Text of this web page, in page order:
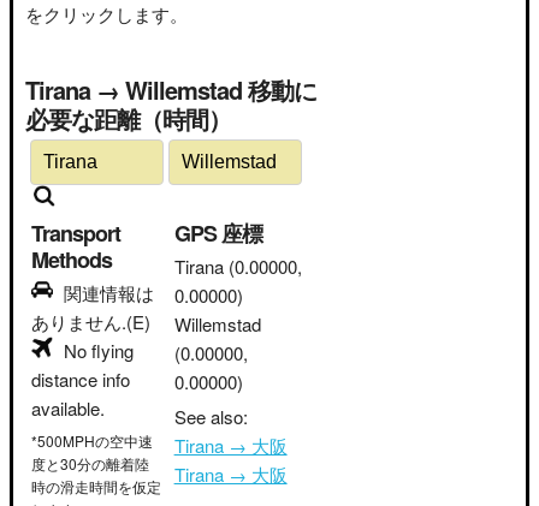
をクリックします。
Tirana → Willemstad 移動に
必要な距離（時間）
Transport
Methods
関連情報は
ありません.(E)
No flying
distance info
available.
*500MPHの空中速
度と30分の離着陸
時の滑走時間を仮定
GPS 座標
Tirana (0.00000,
0.00000)
Willemstad
(0.00000,
0.00000)
See also:
Tirana → 大阪
Tirana → 大阪